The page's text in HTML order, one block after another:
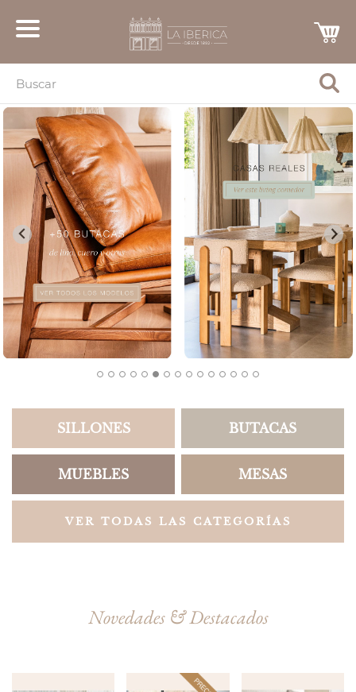
SILLONES BUTACAS
MUEBLES MESAS
VER TODAS LAS CATEGORÍAS
Novedades & Destacados